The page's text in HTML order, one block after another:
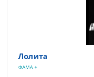
Лолита
ФАМА +